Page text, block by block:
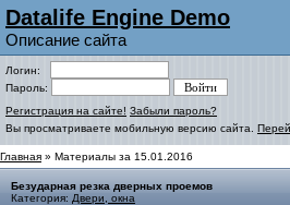
Datalife Engine Demo
Описание сайта
Логин:
Пароль:
Регистрация на сайте! Забыли пароль?
Вы просматриваете мобильную версию сайта.
Главная » Материалы за 15.01.2016
Безударная резка дверных проемов
Категория: Двери, окна